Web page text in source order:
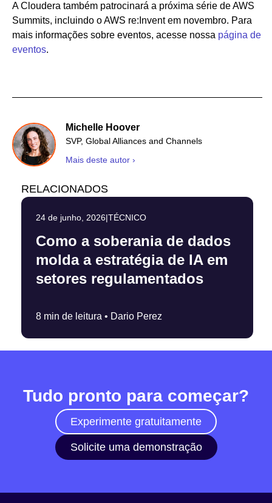
A Cloudera também patrocinará a próxima série de AWS
Summits, incluindo o AWS re:Invent em novembro. Para
mais informações sobre eventos, acesse nossa página de
eventos.
Michelle Hoover
SVP, Global Alliances and Channels
Mais deste autor ›
RELACIONADOS
24 de junho, 2026|TÉCNICO
Como a soberania de dados
molda a estratégia de IA em
setores regulamentados
8 min de leitura • Dario Perez
Tudo pronto para começar?
Experimente gratuitamente
Solicite uma demonstração